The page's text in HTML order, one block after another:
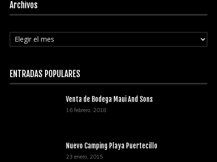
Archivos
Archivos
ENTRADAS POPULARES
Venta de Bodega Maui And Sons
16 febrero, 2018
Nuevo Camping Playa Puertecillo
23 enero, 2015